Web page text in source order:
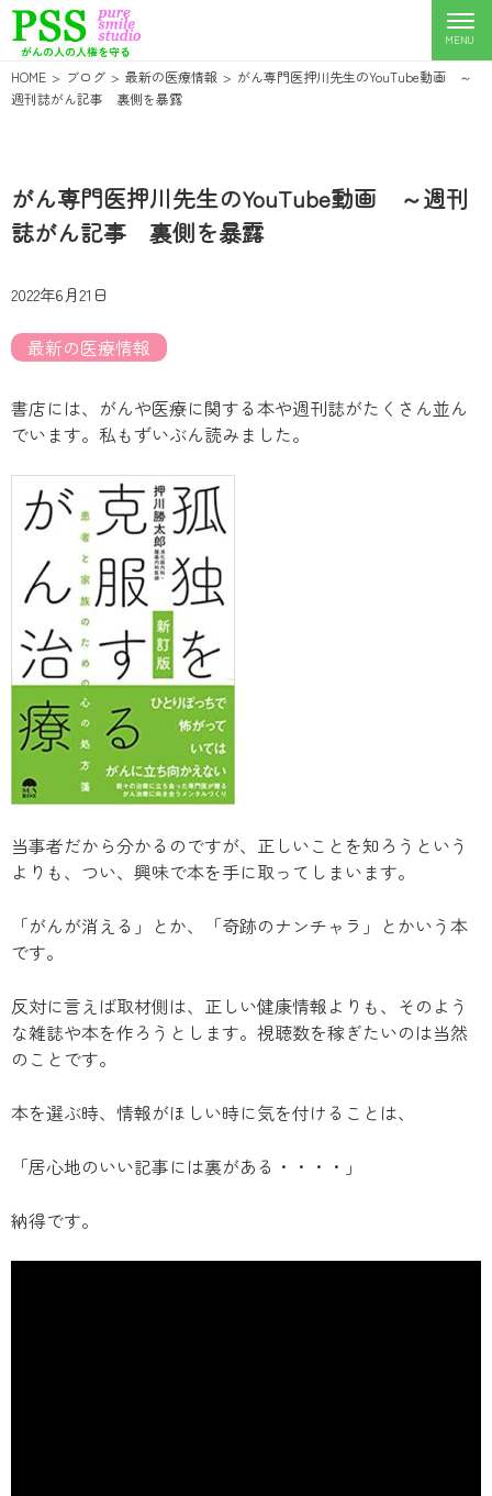
HOME ブログ 最新の医療情報
がん専門医押川先生のYouTube動画 ～
週刊誌がん記事 裏側を暴露
がん専門医押川先生のYouTube動画 ～週刊
誌がん記事 裏側を暴露
2022年6月21日
最新の医療情報
書店には、がんや医療に関する本や週刊誌がたくさん並ん
でいます。私もずいぶん読みました。
当事者だから分かるのですが、正しいことを知ろうという
よりも、つい、興味で本を手に取ってしまいます。
「がんが消える」とか、「奇跡のナンチャラ」とかいう本
です。
反対に言えば取材側は、正しい健康情報よりも、そのよう
な雑誌や本を作ろうとします。視聴数を稼ぎたいのは当然
のことです。
本を選ぶ時、情報がほしい時に気を付けることは、
「居心地のいい記事には裏がある・・・・」
納得です。